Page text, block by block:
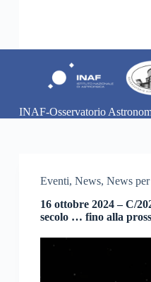
t
oINAF-Osservatorio
Eventi, News, News
16 ottobre 2024 – C/
secolo … fino alla